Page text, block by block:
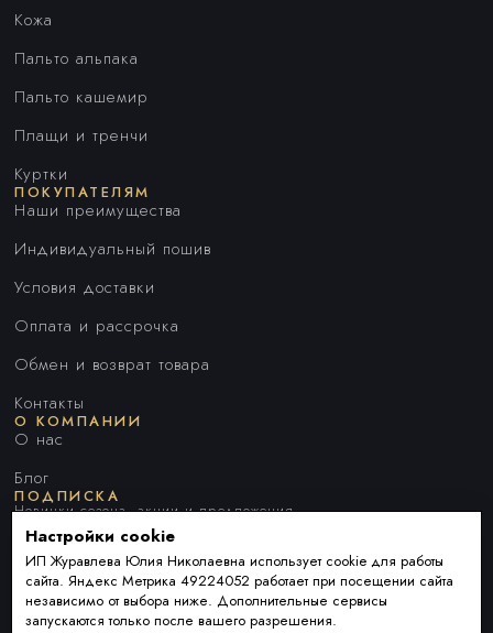
Кожа
Пальто альпака
Пальто кашемир
Плащи и тренчи
Куртки
ПОКУПАТЕЛЯМ
Наши преимущества
Индивидуальный пошив
Условия доставки
Оплата и рассрочка
Обмен и возврат товара
Контакты
О КОМПАНИИ
О нас
Блог
ПОДПИСКА
Новинки сезона, акции и предложения
Я ДАЮ СОГЛАСИЕ НА ОБРАБОТКУ ПЕРСОНАЛЬНЫХ ДАННЫХ И
СОГЛАШАЮСЬ СПОЛИТИКОЙ ОБРАБОТКИ ПЕРСОНАЛЬНЫХ
Настройки cookie
ИП Журавлева Юлия Николаевна использует cookie для работы
сайта. Яндекс Метрика 49224052 работает при посещении сайта
независимо от выбора ниже. Дополнительные сервисы
запускаются только после вашего разрешения.